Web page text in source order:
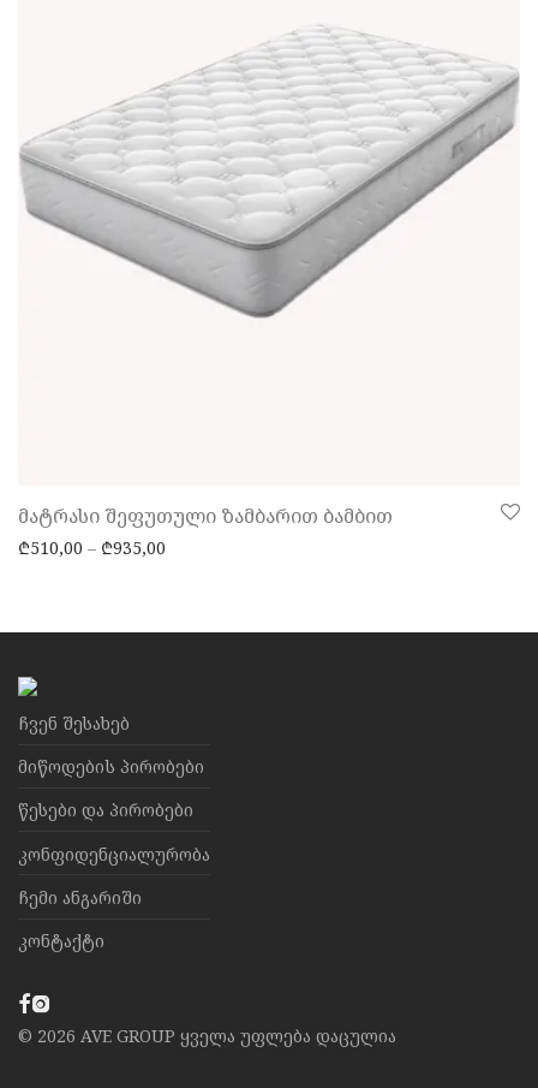
მატრასი შეფუთული ზამბარით ბამბით
₾510,00 – ₾935,00
ჩვენ შესახებ
მიწოდების პირობები
წესები და პირობები
კონფიდენციალურობა
ჩემი ანგარიში
კონტაქტი
© 2026 AVE GROUP ყველა უფლება დაცულია